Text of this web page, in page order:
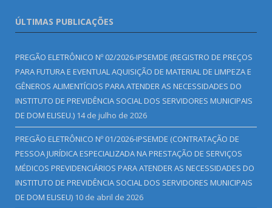
ÚLTIMAS PUBLICAÇÕES
PREGÃO ELETRÔNICO Nº 02/2026-IPSEMDE (REGISTRO DE PREÇOS
PARA FUTURA E EVENTUAL AQUISIÇÃO DE MATERIAL DE LIMPEZA E
GÊNEROS ALIMENTÍCIOS PARA ATENDER AS NECESSIDADES DO
INSTITUTO DE PREVIDÊNCIA SOCIAL DOS SERVIDORES MUNICIPAIS
DE DOM ELISEU.) 14 de julho de 2026
PREGÃO ELETRÔNICO Nº 01/2026-IPSEMDE (CONTRATAÇÃO DE
PESSOA JURÍDICA ESPECIALIZADA NA PRESTAÇÃO DE SERVIÇOS
MÉDICOS PREVIDENCIÁRIOS PARA ATENDER AS NECESSIDADES DO
INSTITUTO DE PREVIDÊNCIA SOCIAL DOS SERVIDORES MUNICIPAIS
DE DOM ELISEU) 10 de abril de 2026